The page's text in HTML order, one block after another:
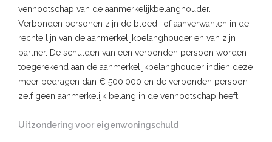
vennootschap van de aanmerkelijkbelanghouder.
Verbonden personen zijn de bloed- of aanverwanten in de
rechte lijn van de aanmerkelijkbelanghouder en van zijn
partner. De schulden van een verbonden persoon worden
toegerekend aan de aanmerkelijkbelanghouder indien deze
meer bedragen dan € 500.000 en de verbonden persoon
zelf geen aanmerkelijk belang in de vennootschap heeft.
Uitzondering voor eigenwoningschuld